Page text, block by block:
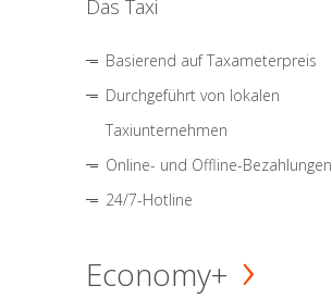
Das Taxi
Basierend auf Taxameterpreis
Durchgeführt von lokalen
Taxiunternehmen
Online- und Offline-Bezahlungen
24/7-Hotline
Economy+